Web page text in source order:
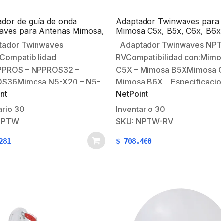
de guía de onda
para Antenas Mimosa,
TXPRO con 2
N-Hembra,
de 4.9-6.4 GHz
Twinwaves
– NPPROS32 –
N5-X20 – N5-
– TXPD30C5X –
–
Especificaciones
de producto: Guia
acopable Frecuencia: 4.9
RF: N
30
Adaptador Twinwaves para
Mimosa C5x, B5x, C6x,
2 conectores N-Hembra,
frecuencia de 4.9-6.4 GHz
Adaptador Twinwaves
RVCompatibilidad
C5X – Mimosa B5XMimosa
Mimosa B6X
GeneralesTipo de producto:
de onda acopable
– 6.4 GhzPolaridad: V/
C5X Especificaciones
HembraPeso Neto: 300 gr.
NetPoint
Inventario 30
SKU: NPTW-RV
$ 708.460